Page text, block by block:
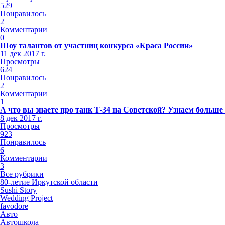
529
Понравилось
2
Комментарии
0
Шоу талантов от участниц конкурса «Краса России»
11 дек 2017 г.
Просмотры
624
Понравилось
2
Комментарии
1
А что вы знаете про танк Т-34 на Советской? Узнаем
8 дек 2017 г.
Просмотры
923
Понравилось
6
Комментарии
3
Все рубрики
80-летие Иркутской области
Sushi Story
Wedding Project
favodore
Авто
Автошкола